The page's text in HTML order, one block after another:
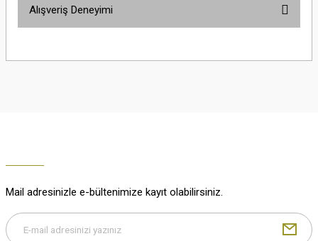
yetersiz gördüğünüz noktaları öneri formunu kullanarak tarafımıza
Alışveriş Deneyimi
M... K... | 29/12/2025
Mail adresinizle e-bültenimize kayıt olabilirsiniz.